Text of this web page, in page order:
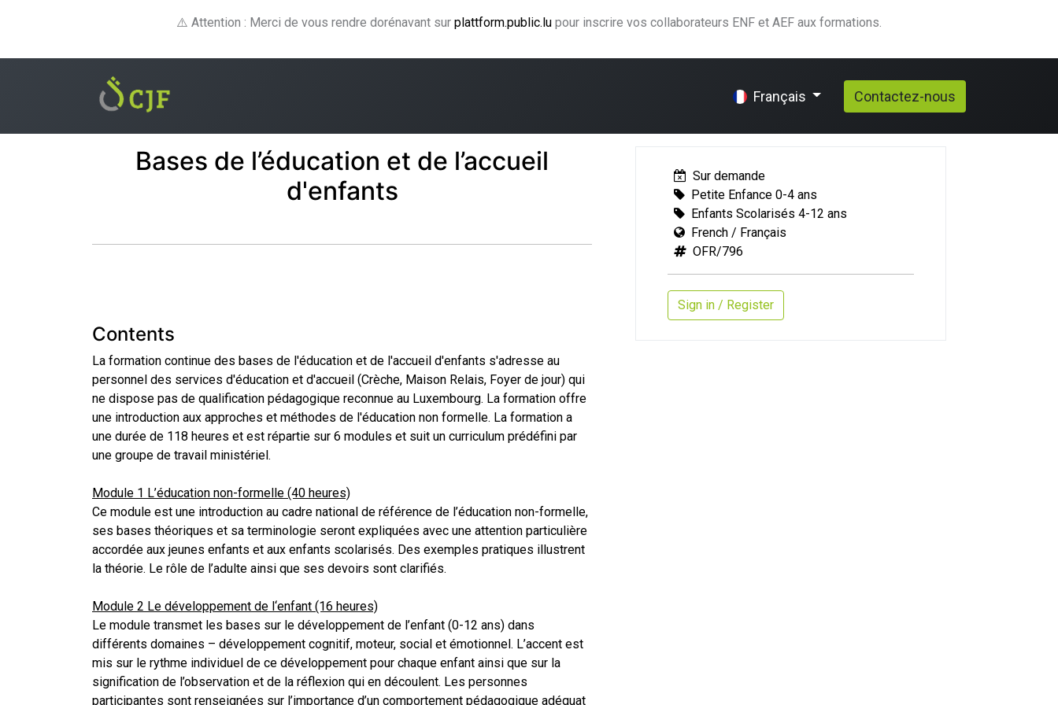
⚠️ Attention : Merci de vous rendre dorénavant sur plattform.public.lu pour inscrire vos collaborateurs ENF et AEF aux formations.
Français Contactez-nous
Bases de l’éducation et de l’accueil
d'enfants
Contents
La formation continue des bases de l'éducation et de l'accueil d'enfants s'adresse au
personnel des services d'éducation et d'accueil (Crèche, Maison Relais, Foyer de jour) qui
ne dispose pas de qualification pédagogique reconnue au Luxembourg. La formation offre
une introduction aux approches et méthodes de l'éducation non formelle. La formation a
une durée de 118 heures et est répartie sur 6 modules et suit un curriculum prédéfini par
une groupe de travail ministériel.
Module 1 L’éducation non-formelle (40 heures)
Ce module est une introduction au cadre national de référence de l’éducation non-formelle,
ses bases théoriques et sa terminologie seront expliquées avec une attention particulière
accordée aux jeunes enfants et aux enfants scolarisés. Des exemples pratiques illustrent
la théorie. Le rôle de l’adulte ainsi que ses devoirs sont clarifiés.
Module 2 Le développement de l‘enfant (16 heures)
Le module transmet les bases sur le développement de l’enfant (0-12 ans) dans
différents domaines – développement cognitif, moteur, social et émotionnel. L’accent est
mis sur le rythme individuel de ce développement pour chaque enfant ainsi que sur la
signification de l’observation et de la réflexion qui en découlent. Les personnes
participantes sont renseignées sur l’importance d’un comportement pédagogique adéquat
Sur demande
Petite Enfance 0-4 ans
Enfants Scolarisés 4-12 ans
French / Français
OFR/796
Sign in / Register